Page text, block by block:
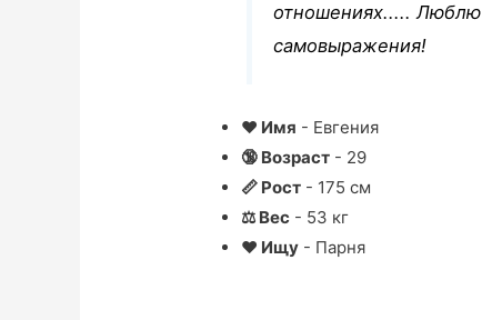
отношениях..... Люблю
самовыражения!
❤ Имя - Евгения
🔞 Возраст - 29
📏 Рост - 175 см
⚖ Вес - 53 кг
❤ Ищу - Парня